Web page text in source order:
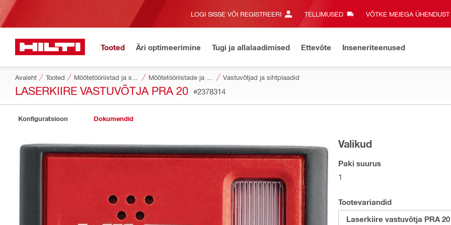
LOGI SISSE VÕI REGISTREERI TELLIMUSED VÕTKE MEIEGA ÜHENDUST‎
Tooted Äri optimeerimine Tugi ja allalaadimised Ettevõte Inseneriteenused
Avaleht Tooted Vastuvõtjad ja sihtplaadid
LASERKIIRE VASTUVÕTJA PRA 20 #2378314
Konfiguratsioon Dokumendid
Valikud
Paki suurus
1
Tootevariandid
Laserkiire vastuvõtja PRA 20